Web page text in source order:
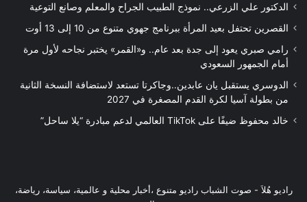
الدكتور علي الزرعي.. نموذج الطبيب الجراح والمعلم وصانع التوعية
القصرين تحتفل بعيد المرأة ببرنامج جهوي متنوع من 10 إلى 13 أوت
رامي صبري يعود إلى جدة بعد عام.. و«القمر» يختبر نجاحه لأول مرة
أمام الجمهور السعودي
الدوسري يستقبل يان عابدين..وجاكرتا تستعد لاستضافة النسخة الثانية
من بطولة آسيا لكرة القدم المصغرة في 2027
خالد محفوظ ضيفًا على TikTok العالمي لدعم مبادرة “يلا ساحل”
راديو هُلاَ‎ - صوت الشباب راديو متنوع ،أخبار محلية و عالمية، سياسة، رياضة،